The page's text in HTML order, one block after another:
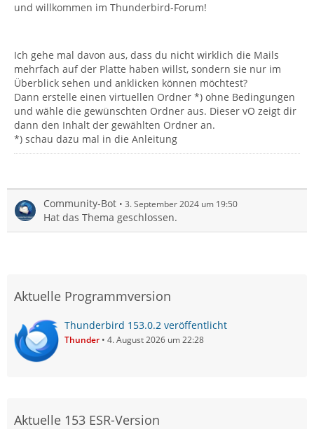
und willkommen im Thunderbird-Forum!
Ich gehe mal davon aus, dass du nicht wirklich die Mails
mehrfach auf der Platte haben willst, sondern sie nur im
Überblick sehen und anklicken können möchtest?
Dann erstelle einen virtuellen Ordner *) ohne Bedingungen
und wähle die gewünschten Ordner aus. Dieser vO zeigt dir
dann den Inhalt der gewählten Ordner an.
*) schau dazu mal in die Anleitung
Community-Bot 3. September 2024 um 19:50
Hat das Thema geschlossen.
Aktuelle Programmversion
Thunderbird 153.0.2 veröffentlicht
Thunder 4. August 2026 um 22:28
Aktuelle 153 ESR-Version